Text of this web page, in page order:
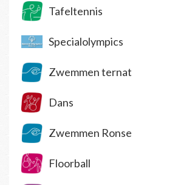
Tafeltennis
Specialolympics
Zwemmen ternat
Dans
Zwemmen Ronse
Floorball